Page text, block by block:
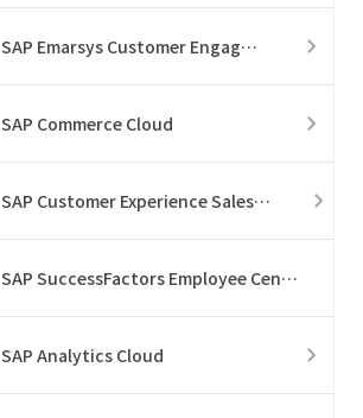
SAP Emarsys Customer Engagement
SAP Commerce Cloud
SAP Customer Experience Sales Cloud
SAP SuccessFactors Employee Central Service Center
SAP Analytics Cloud